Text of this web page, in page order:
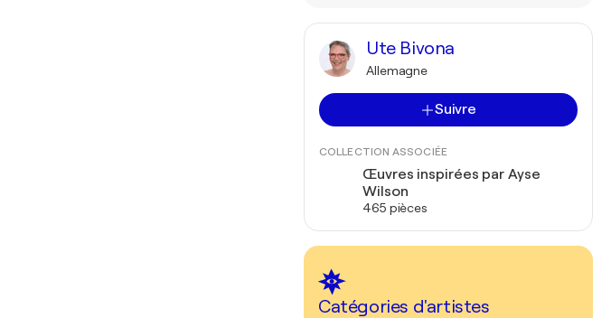
Ute Bivona
Allemagne
Suivre
COLLECTION ASSOCIÉE
Œuvres inspirées par Ayse
Wilson
465 pièces
Catégories d'artistes